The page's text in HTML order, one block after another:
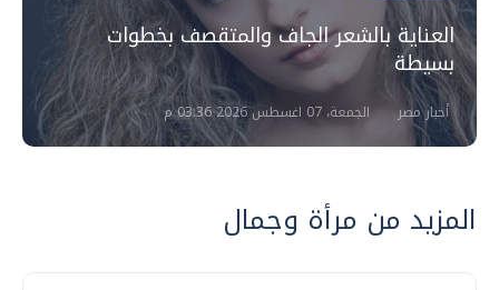
العناية بالشعر الجاف والمتقصف بخطوات
بسيطة
أخبار مصر الجمعة، 07 اغسطس 2026 03:36 م
المزيد من مرأة وجمال